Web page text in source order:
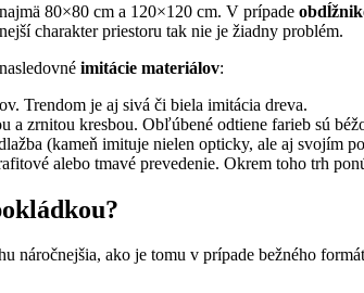
80×80 cm a 120×120 cm. V prípade
charakter priestoru tak nie je žiadny problém.
imitácie materiálov:
Trendom je aj sivá či biela imitácia dreva.
a zrnitou kresbou. Obľúbené odtiene farieb sú
(kameň imituje nielen opticky, ale aj svojím
alebo tmavé prevedenie. Okrem toho trh
náročnejšia, ako je tomu v prípade bežného